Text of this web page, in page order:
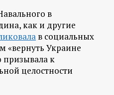
в
как и другие
в социальных
«вернуть Украине
к
целостности